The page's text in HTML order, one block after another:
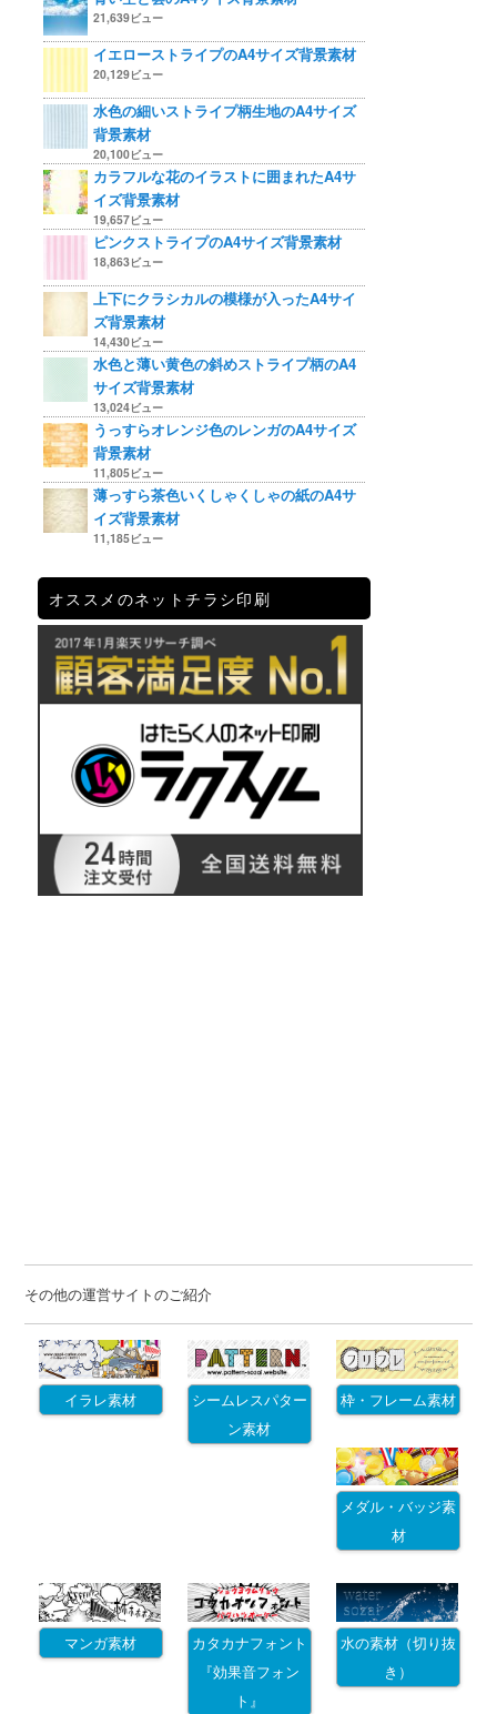
21,639ビュー
イエローストライプのA4サイズ背景素材
20,129ビュー
水色の細いストライプ柄生地のA4サイズ
背景素材
20,100ビュー
カラフルな花のイラストに囲まれたA4サ
イズ背景素材
19,657ビュー
ピンクストライプのA4サイズ背景素材
18,863ビュー
上下にクラシカルの模様が入ったA4サイ
ズ背景素材
14,430ビュー
水色と薄い黄色の斜めストライプ柄のA4
サイズ背景素材
13,024ビュー
うっすらオレンジ色のレンガのA4サイズ
背景素材
11,805ビュー
薄っすら茶色いくしゃくしゃの紙のA4サ
イズ背景素材
11,185ビュー
オススメのネットチラシ印刷
その他の運営サイトのご紹介
イラレ素材
シームレスパター
ン素材
枠・フレーム素材
メダル・バッジ素
材
マンガ素材
カタカナフォント
『効果音フォン
ト』
水の素材（切り抜
き）